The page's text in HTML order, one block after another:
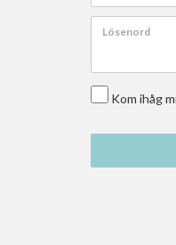
Lösenord
Kom ihåg